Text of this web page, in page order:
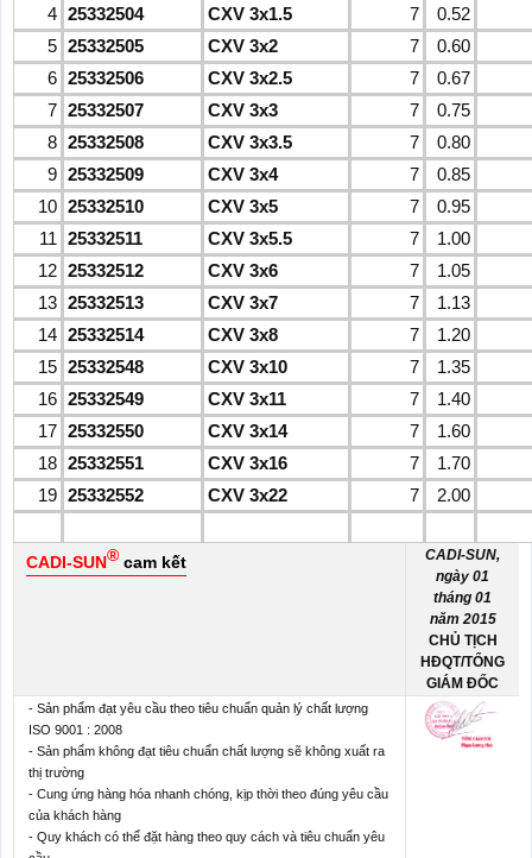
4 25332504 CXV 3x1.5 7
0.52
5 25332505 CXV 3x2 7
0.60
6 25332506 CXV 3x2.5 7
0.67
7 25332507 CXV 3x3 7
0.75
8 25332508 CXV 3x3.5 7
0.80
9 25332509 CXV 3x4 7
0.85
10 25332510 CXV 3x5 7
0.95
11 25332511 CXV 3x5.5 7
1.00
12 25332512 CXV 3x6 7
1.05
13 25332513 CXV 3x7 7
1.13
14 25332514 CXV 3x8 7
1.20
15 25332548 CXV 3x10 7
1.35
16 25332549 CXV 3x11 7
1.40
17 25332550 CXV 3x14 7
1.60
18 25332551 CXV 3x16 7
1.70
19 25332552 CXV 3x22 7 2.00
CADI-SUN® cam kết
CADI-SUN,
ngày 01
tháng 01
năm 2015
CHỦ TỊCH
HĐQT/TỔNG
GIÁM ĐỐC
- Sản phẩm đạt yêu cầu theo tiêu chuẩn quản lý chất lượng
ISO 9001 : 2008
- Sản phẩm không đạt tiêu chuẩn chất lượng sẽ không xuất ra
thị trường
- Cung ứng hàng hóa nhanh chóng, kịp thời theo đúng yêu cầu
của khách hàng
- Quy khách có thể đặt hàng theo quy cách và tiêu chuẩn yêu